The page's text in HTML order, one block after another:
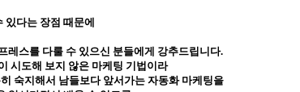
다는 장점 때문에
레스를 다룰 수 있으신 분들에게 강추드립니다.
시도해 보지 않은 마케팅 기법이라
숙지해서 남들보다 앞서가는 자동화 마케팅을